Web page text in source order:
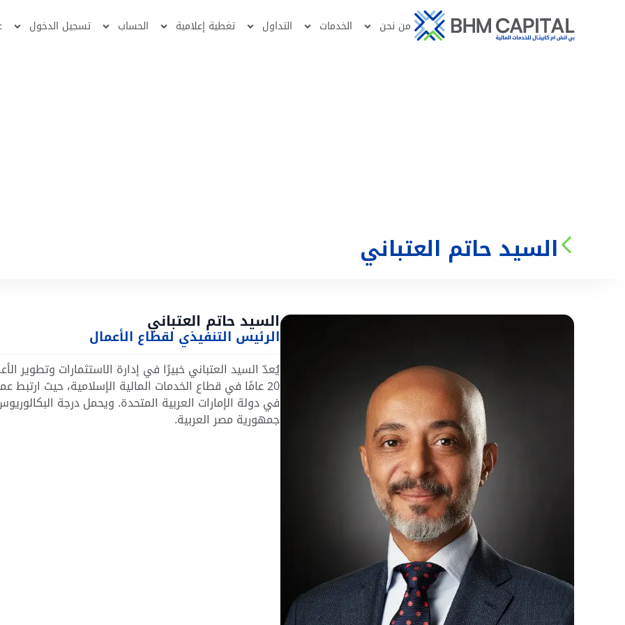
من نحن الخدمات التداول تغطية إعلامية الحساب تسجيل الدخول
السيد حاتم العتباني
السيد حاتم العتباني
الرئيس التنفيذي لقطاع الأعمال
يُعدّ السيد العتباني خبيرًا في إدارة الاستثمارات وتطوير
20 عامًا في قطاع الخدمات المالية الإسلامية، حيث ارتبط
في دولة الإمارات العربية المتحدة. ويحمل درجة
جمهورية مصر العربية.